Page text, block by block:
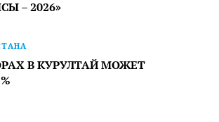
– 2026»
В КУРУЛТАЙ МОЖЕТ